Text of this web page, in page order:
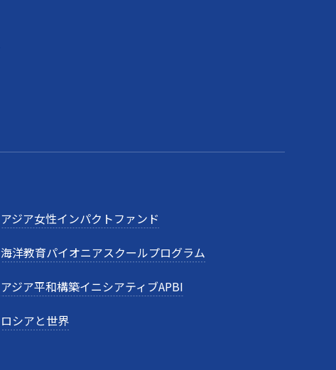
アジア女性インパクトファンド
海洋教育パイオニアスクールプログラム
アジア平和構築イニシアティブAPBI
ロシアと世界